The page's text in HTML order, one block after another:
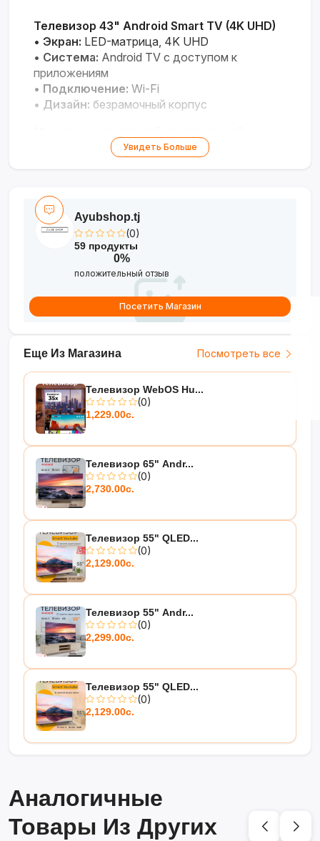
Телевизор 43" Android Smart TV (4K UHD)
• Экран: LED-матрица, 4K UHD
• Система: Android TV с доступом к
приложениям
• Подключение: Wi-Fi
• Дизайн: безрамочный корпус
системой и улучшенной детализацией
Увидеть Больше
Еще Из Магазина Посмотреть все
Телевизор WebOS Hu...
(0)
1,229.00с.
Телевизор 65" Andr...
(0)
2,730.00с.
Телевизор 55" QLED...
(0)
2,129.00с.
Телевизор 55" Andr...
(0)
2,299.00с.
Телевизор 55" QLED...
(0)
2,129.00с.
Ayubshop.tj
(0)
59 продукты
0%
положительный отзыв
Посетить Магазин
Аналогичные
Товары Из Других